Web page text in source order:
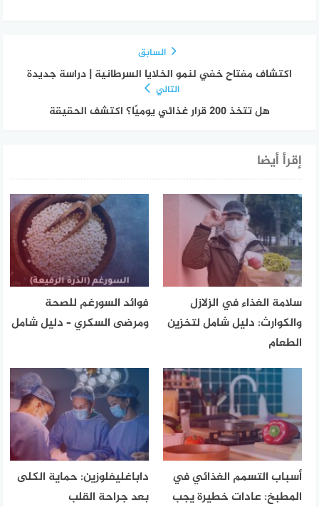
السابق
اكتشاف مفتاح خفي لنمو الخلايا السرطانية | دراسة جديدة
التالي
هل تتخذ 200 قرار غذائي يوميًا؟ اكتشف الحقيقة
إقرأ أيضا
سلامة الغذاء في الزلازل
والكوارث: دليل شامل لتخزين
الطعام
فوائد السورغم للصحة
ومرضى السكري – دليل شامل
أسباب التسمم الغذائي في
المطبخ: عادات خطيرة يجب
داباغليفلوزين: حماية الكلى
بعد جراحة القلب